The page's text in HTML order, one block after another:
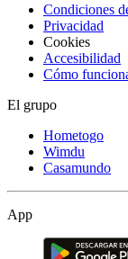
Condiciones
Privacidad
Cookies
Accesibilidad
Cómo
El grupo
Hometogo
Wimdu
Casamundo
App